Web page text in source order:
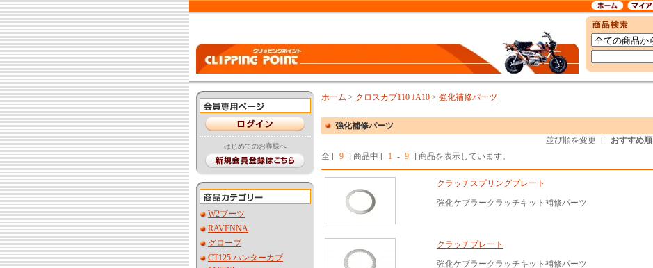
はじめてのお客様へ
W2ブーツ
RAVENNA
グローブ
CT125 ハンターカブ
ホーム > クロスカブ110 JA10 > 強化補修パーツ
強化補修パーツ
並び順を変更
[ おすすめ順
全 [ 9 ] 商品中 [ 1 - 9 ] 商品を表示しています。
クラッチスプリングプレート
強化ケブラークラッチキット補修パーツ
クラッチプレート
強化ケブラークラッチキット補修パーツ